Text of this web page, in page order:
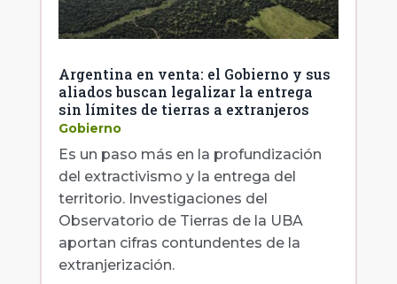
Argentina en venta: el Gobierno y sus
aliados buscan legalizar la entrega
sin límites de tierras a extranjeros
Gobierno
Es un paso más en la profundización
del extractivismo y la entrega del
territorio. Investigaciones del
Observatorio de Tierras de la UBA
aportan cifras contundentes de la
extranjerización.